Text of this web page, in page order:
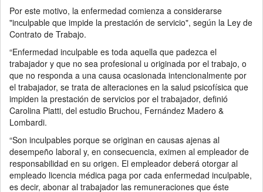
Por este motivo, la enfermedad comienza a considerarse
"inculpable que impide la prestación de servicio", según la Ley de
Contrato de Trabajo.
“Enfermedad inculpable es toda aquella que padezca el
trabajador y que no sea profesional u originada por el trabajo, o
que no responda a una causa ocasionada intencionalmente por
el trabajador, se trata de alteraciones en la salud psicofísica que
impiden la prestación de servicios por el trabajador, definió
Carolina Piatti, del estudio Bruchou, Fernández Madero &
Lombardi.
“Son inculpables porque se originan en causas ajenas al
desempeño laboral y, en consecuencia, eximen al empleador de
responsabilidad en su origen. El empleador deberá otorgar al
empleado licencia médica paga por cada enfermedad inculpable,
es decir, abonar al trabajador las remuneraciones que éste